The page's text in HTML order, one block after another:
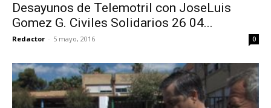
Desayunos de Telemotril con JoseLuis
Gomez G. Civiles Solidarios 26 04...
Redactor - 5 mayo, 2016 0